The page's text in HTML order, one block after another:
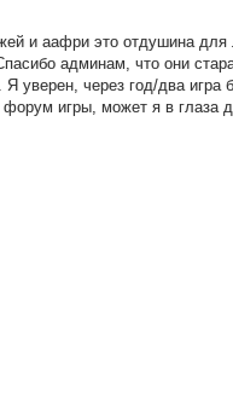
и аафри это отдушина
админам, что они
через год/два игра
форум игры, может я в глаза